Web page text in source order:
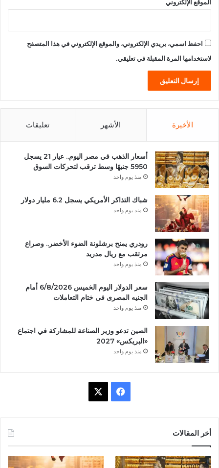
الموقع الإلكتروني
احفظ اسمي، بريدي الإلكتروني، والموقع الإلكتروني في هذا المتصفح
لاستخدامها المرة المقبلة في تعليقي.
الأخيرة الأشهر تعليقات
أسعار الذهب في مصر اليوم.. عيار 21 يسجل
5950 جنيهًا وسط ترقب لتحركات السوق
منذ يوم واحد
شباك التذاكر الأمريكي يسجل 6.2 مليار دولار
منذ يوم واحد
رودري يمنح برشلونة الضوء الأخضر.. وصراع
مرتقب مع ريال مدريد
منذ يوم واحد
سعر الدولار اليوم الخميس 6/8/2026 أمام
الجنيه المصرى فى ختام التعاملات
منذ يوم واحد
الصين تدعو وزير الصناعة للمشاركة في اجتماع
«البريكس» 2027
منذ يوم واحد
أخر المقالات